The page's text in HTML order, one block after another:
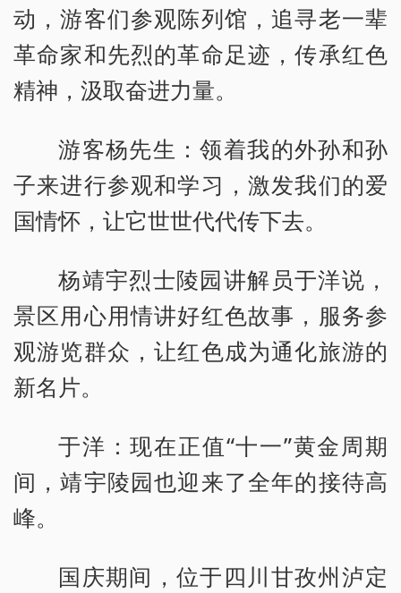
动，游客们参观陈列馆，追寻老一辈
革命家和先烈的革命足迹，传承红色
精神，汲取奋进力量。
游客杨先生：领着我的外孙和孙
子来进行参观和学习，激发我们的爱
国情怀，让它世世代代传下去。
杨靖宇烈士陵园讲解员于洋说，
景区用心用情讲好红色故事，服务参
观游览群众，让红色成为通化旅游的
新名片。
于洋：现在正值“十一”黄金周期
间，靖宇陵园也迎来了全年的接待高
峰。
国庆期间，位于四川甘孜州泸定